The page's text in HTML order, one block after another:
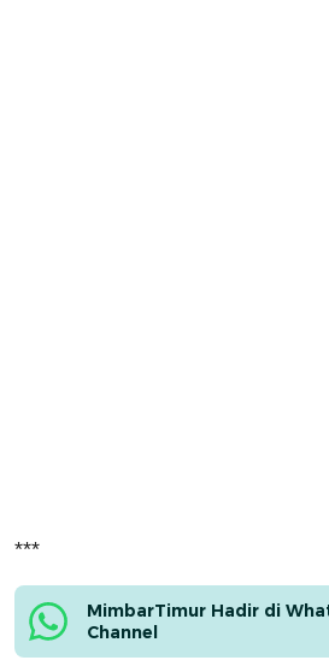
***
MimbarTimur Hadir di
Channel